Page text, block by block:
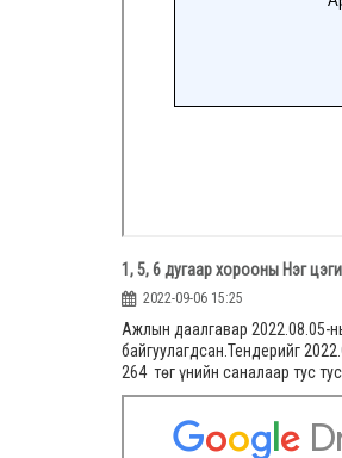
1, 5, 6 дугаар хорооны Нэг
2022-09-06 15:25
Ажлын даалгавар 2022.08.05-
байгуулагдсан.Тендерийг
264 төг үнийн саналаар тус